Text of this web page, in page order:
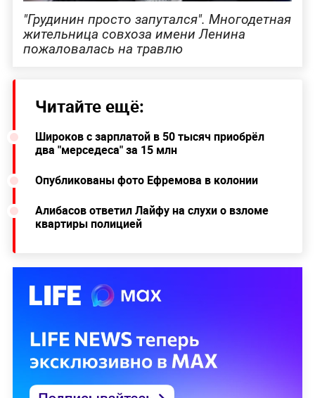
"Грудинин просто запутался". Многодетная
жительница совхоза имени Ленина
пожаловалась на травлю
Читайте ещё:
Широков с зарплатой в 50 тысяч приобрёл
два "мерседеса" за 15 млн
Опубликованы фото Ефремова в колонии
Алибасов ответил Лайфу на слухи о взломе
квартиры полицией